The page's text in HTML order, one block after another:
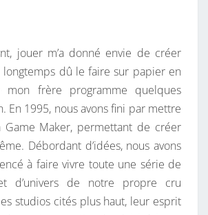
jouer m’a donné envie de créer
longtemps dû le faire sur papier en
mon frère programme quelques
En 1995, nous avons fini par mettre
Maker, permettant de créer
Débordant d’idées, nous avons
à faire vivre toute une série de
d’univers de notre propre cru
studios cités plus haut, leur esprit